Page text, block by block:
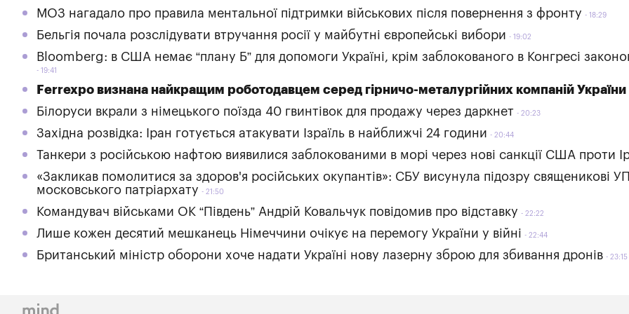
МОЗ нагадало про правила ментальної підтримки військових після повернення з фронту 18:29
Бельгія почала розслідувати втручання росії у майбутні європейські вибори 19:02
Bloomberg: в США немає “плану Б” для допомоги Україні, крім заблокованого в Конгресі
19:41
Ferrexpo визнана найкращим роботодавцем серед гірничо-металургійних компаній України
Білоруси вкрали з німецького поїзда 40 гвинтівок для продажу через даркнет 20:23
Західна розвідка: Іран готується атакувати Ізраїль в найближчі 24 години 20:44
Танкери з російською нафтою виявилися заблокованими в морі через нові санкції США проти
«Закликав помолитися за здоров'я російських окупантів»: СБУ висунула підозру священикові
московського патріархату
21:50
Командувач військами ОК “Південь” Андрій Ковальчук повідомив про відставку 22:22
Лише кожен десятий мешканець Німеччини очікує на перемогу України у війні 22:44
Британський міністр оборони хоче надати Україні нову лазерну зброю для збивання дронів 23:15